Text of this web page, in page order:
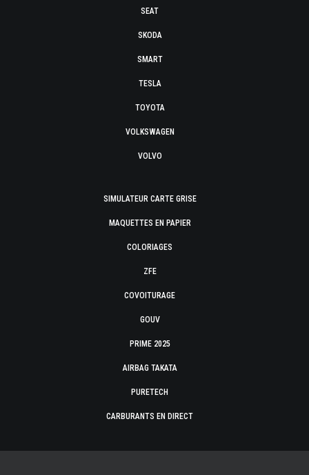
SEAT
SKODA
SMART
TESLA
TOYOTA
VOLKSWAGEN
VOLVO
SIMULATEUR CARTE GRISE
MAQUETTES EN PAPIER
COLORIAGES
ZFE
COVOITURAGE
GOUV
PRIME 2025
AIRBAG TAKATA
PURETECH
CARBURANTS EN DIRECT